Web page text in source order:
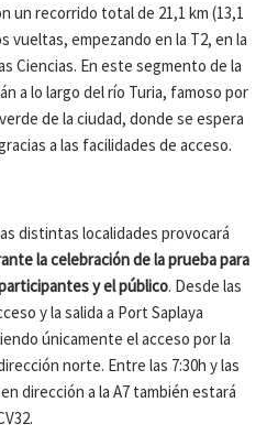
un recorrido total de 21,1 km (13,1
vueltas, empezando en la T2, en la
Ciencias. En este segmento de la
a lo largo del río Turia, famoso por
de la ciudad, donde se espera
a las facilidades de acceso.
distintas localidades provocará
la celebración de la prueba para
y el público. Desde las
y la salida a Port Saplaya
únicamente el acceso por la
norte. Entre las 7:30h y las
dirección a la A7 también estará